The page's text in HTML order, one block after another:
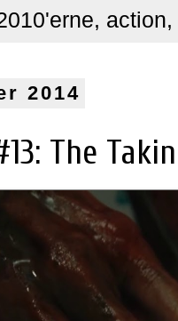
, action,
2014
The